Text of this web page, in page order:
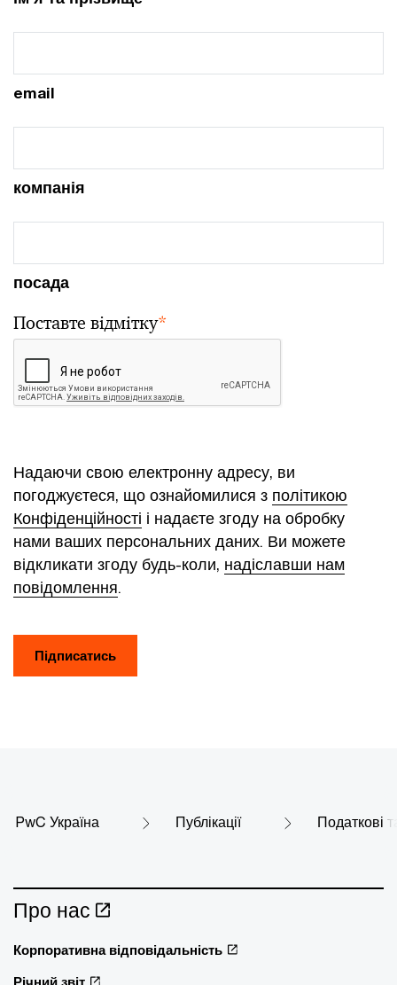
email
компанія
посада
Поставте відмітку*
Надаючи свою електронну адресу, ви
погоджуєтеся, що ознайомилися з політикою
Конфіденційності і надаєте згоду на обробку
нами ваших персональних даних. Ви можете
відкликати згоду будь-коли, надіславши нам
повідомлення.
Підписатись
PwC Україна Публікації Податкові
Про нас
Корпоративна відповідальність
Річний звіт